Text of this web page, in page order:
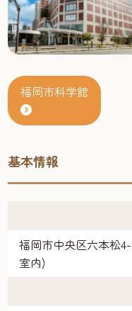
福岡市科学館
基本情報
福岡市中央区六本松
室内)